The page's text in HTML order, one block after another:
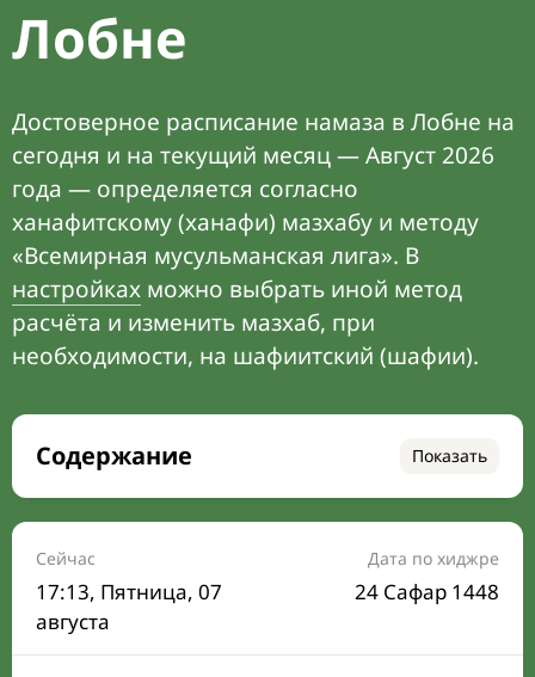
Лобне
Достоверное расписание намаза в Лобне на
сегодня и на текущий месяц — Август 2026
года — определяется согласно
ханафитскому (ханафи) мазхабу и методу
«Всемирная мусульманская лига». В
настройках можно выбрать иной метод
расчёта и изменить мазхаб, при
необходимости, на шафиитский (шафии).
Содержание Показать
Время намаза на сегодня
Расписание на месяц
Время Сухура и Ифтара на сегодня
Календарь рамадана
Сейчас
17:13, Пятница, 07
августа
Дата по хиджре
24 Сафар 1448